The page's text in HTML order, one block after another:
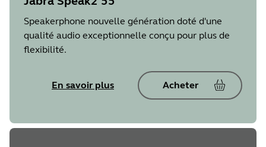
Speakerphone nouvelle génération doté d'une
qualité audio exceptionnelle conçu pour plus de
flexibilité.
En savoir plus Acheter